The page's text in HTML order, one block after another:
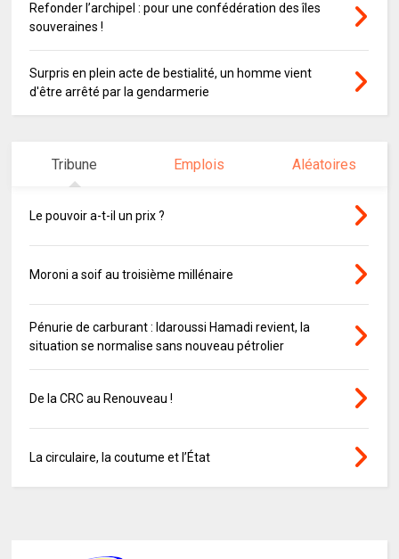
Refonder l’archipel : pour une confédération des îles
souveraines !
Surpris en plein acte de bestialité, un homme vient
d'être arrêté par la gendarmerie
Tribune Emplois Aléatoires
Le pouvoir a-t-il un prix ?
Moroni a soif au troisième millénaire
Pénurie de carburant : Idaroussi Hamadi revient, la
situation se normalise sans nouveau pétrolier
De la CRC au Renouveau !
La circulaire, la coutume et l’État